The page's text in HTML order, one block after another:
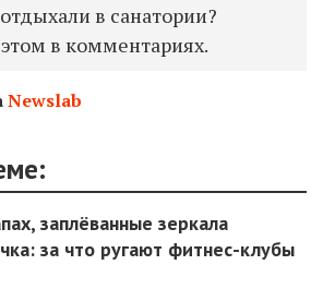
в санатории?
в комментариях.
Newslab
заплёванные зеркала
за что ругают фитнес-клубы